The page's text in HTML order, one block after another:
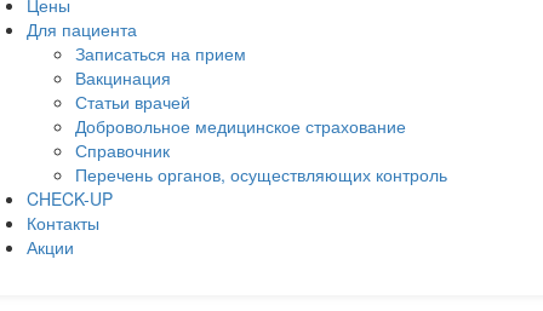
Цены
Для пациента
Записаться на прием
Вакцинация
Статьи врачей
Добровольное медицинское страхование
Справочник
Перечень органов, осуществляющих контроль
CHECK-UP
Контакты
Акции